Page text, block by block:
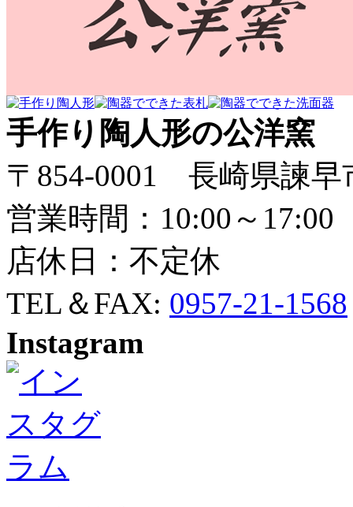
手作り陶人形の公洋窯
〒854-0001 長崎県諫早
営業時間：10:00～17:00
店休日：不定休
TEL＆FAX: 0957-21-1568
Instagram